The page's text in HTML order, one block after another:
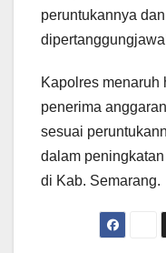
peruntukannya
Kapolres menaruh
penerima
sesuai
dalam
di Kab. Semarang.